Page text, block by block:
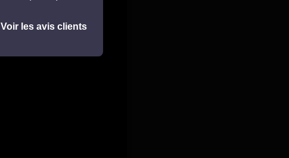
Voir les avis clients